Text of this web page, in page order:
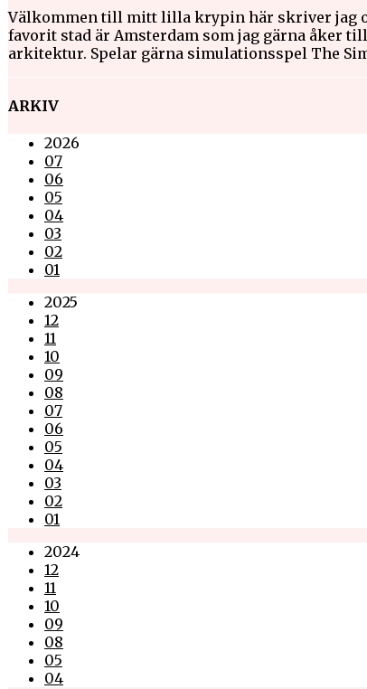
Välkommen till mitt lilla krypin här skriver jag
favorit stad är Amsterdam som jag gärna åker
arkitektur. Spelar gärna simulationsspel The
ARKIV
2026
07
06
05
04
03
02
01
2025
12
11
10
09
08
07
06
05
04
03
02
01
2024
12
11
10
09
08
05
04